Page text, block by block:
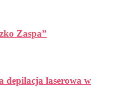
Zaspa”
depilacja laserowa w